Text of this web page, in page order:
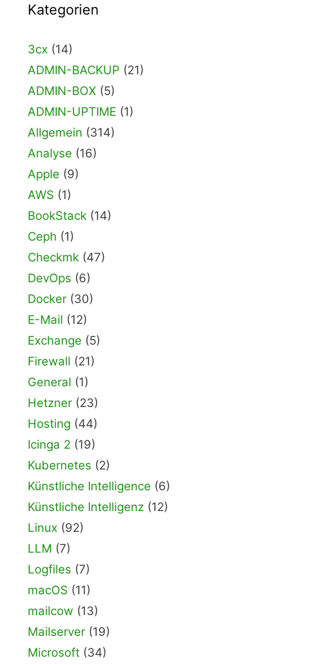
Kategorien
3cx (14)
ADMIN-BACKUP (21)
ADMIN-BOX (5)
ADMIN-UPTIME (1)
Allgemein (314)
Analyse (16)
Apple (9)
AWS (1)
BookStack (14)
Ceph (1)
Checkmk (47)
DevOps (6)
Docker (30)
E-Mail (12)
Exchange (5)
Firewall (21)
General (1)
Hetzner (23)
Hosting (44)
Icinga 2 (19)
Kubernetes (2)
Künstliche Intelligence (6)
Künstliche Intelligenz (12)
Linux (92)
LLM (7)
Logfiles (7)
macOS (11)
mailcow (13)
Mailserver (19)
Microsoft (34)